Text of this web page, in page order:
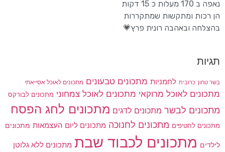
נאפה ב 170 מעלות כ 15 דקות
הן רכות ומתקשות שמתקררות
בהצלחה ובאהבה רונית פרץ💗
תגיות
בשר טחון כרובית לחמניות מתכונים טבעונים מתכונים לאוכל אסייאתי
מתכונים לאוכל מרוקאי מתכונים לאוכל צמחוני מתכונים לבורקס
מתכונים לבשר מתכונים לדגים מתכונים לחג הפסח
מתכונים לחטיפים מתכונים לחנוכה מתכונים ליום העצמאות מתכונים
לילדים מתכונים לכבוד שבת מתכונים ללא גלוטן